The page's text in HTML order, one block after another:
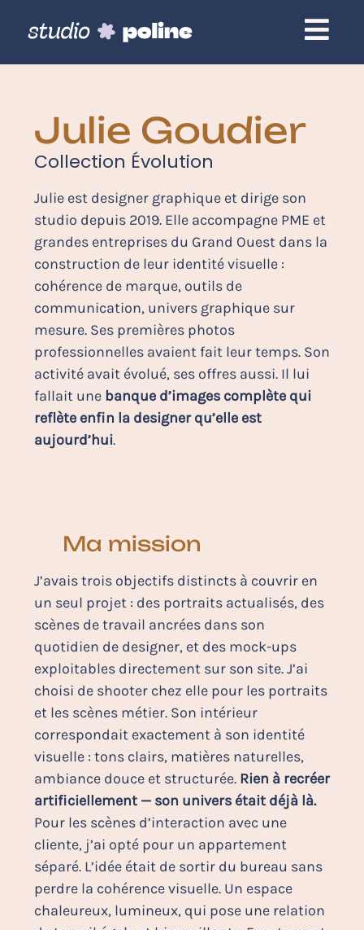
Julie Goudier
Collection Évolution
Julie est designer graphique et dirige son
studio depuis 2019. Elle accompagne PME et
grandes entreprises du Grand Ouest dans la
construction de leur identité visuelle :
cohérence de marque, outils de
communication, univers graphique sur
mesure. Ses premières photos
professionnelles avaient fait leur temps. Son
activité avait évolué, ses offres aussi. Il lui
fallait une banque d’images complète qui
reflète enfin la designer qu’elle est
aujourd’hui.
Ma mission
J’avais trois objectifs distincts à couvrir en
un seul projet : des portraits actualisés, des
scènes de travail ancrées dans son
quotidien de designer, et des mock-ups
exploitables directement sur son site. J’ai
choisi de shooter chez elle pour les portraits
et les scènes métier. Son intérieur
correspondait exactement à son identité
visuelle : tons clairs, matières naturelles,
ambiance douce et structurée. Rien à recréer
artificiellement — son univers était déjà là.
Pour les scènes d’interaction avec une
cliente, j’ai opté pour un appartement
séparé. L’idée était de sortir du bureau sans
perdre la cohérence visuelle. Un espace
chaleureux, lumineux, qui pose une relation